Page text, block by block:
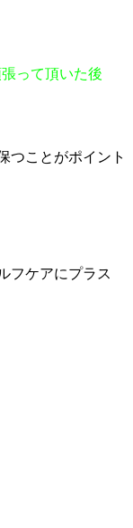
って頂いた後
つことがポイント
フケアにプラス